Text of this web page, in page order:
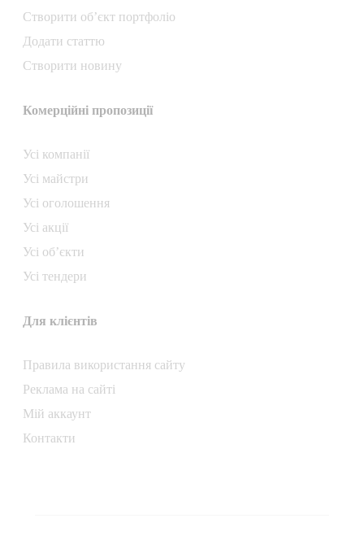
Створити об’єкт портфоліо
Додати статтю
Створити новину
Комерційні пропозиції
Усі компанії
Усі майстри
Усі оголошення
Усі акції
Усі об’єкти
Усі тендери
Для клієнтів
Правила використання сайту
Реклама на сайті
Мій аккаунт
Контакти